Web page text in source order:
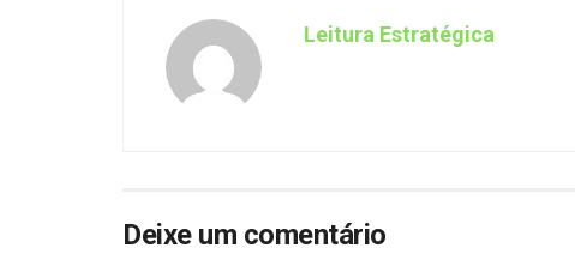
Leitura Estratégica
Deixe um comentário